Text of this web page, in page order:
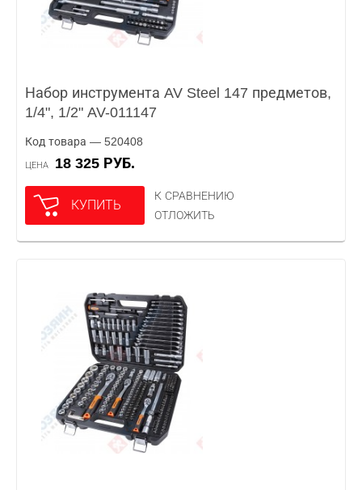
Набор инструмента AV Steel 147 предметов,
1/4", 1/2" AV-011147
Код товара — 520408
ЦЕНА 18 325 РУБ.
КУПИТЬ
К СРАВНЕНИЮ
ОТЛОЖИТЬ